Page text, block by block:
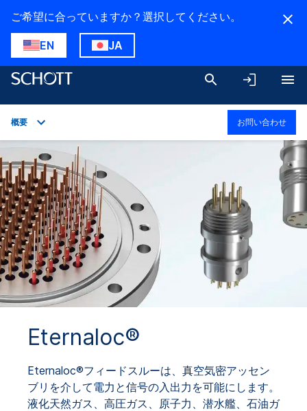
ご希望に合っていますか？選択してください。
EN JA
概要
用途
技術詳細
製品ラインアップ
ダウンロード
概要 お問い合わせ
Eternaloc®
Eternaloc®フィードスルーは、真空気密アッセン
ブリを介して電力と信号の入出力を可能にします。
液化天然ガス、高圧ガス、原子力、潜水艦、石油ガ